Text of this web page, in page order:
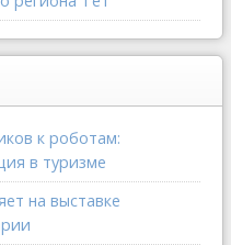
к роботам:
в туризме
на выставке